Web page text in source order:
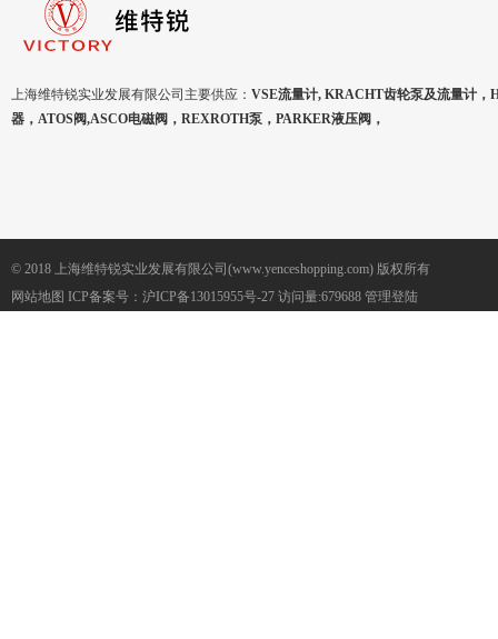
上海维特锐实业发展有限公司主要供应： VSE流量计, KRACHT齿轮泵及流量计，
器，ATOS阀,ASCO电磁阀，REXROTH泵，PARKER液压阀，
© 2018 上海维特锐实业发展有限公司(www.yenceshopping.com) 版权所有
网站地图 ICP备案号： 沪ICP备13015955号-27 访问量:679688 管理登陆